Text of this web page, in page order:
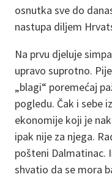
osnutka sve do
nastupa diljem
Na prvu djeluje
upravo suprotno.
„blagi“ poremećaj
pogledu. Čak i sebe
ekonomije koji je
ipak nije za njega.
pošteni
shvatio da se mora